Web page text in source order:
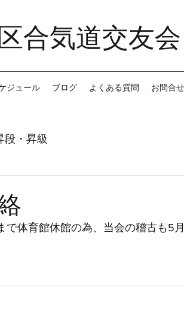
合気道交友会
ジュール ブログ よくある質問 お問合せ
段・昇級
で体育館休館の為、当会の稽古も5